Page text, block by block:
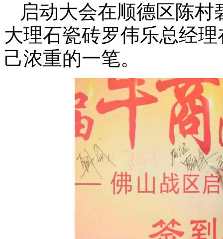
启动大会在顺德区陈
大理石瓷砖罗伟乐总经
己浓重的一笔。